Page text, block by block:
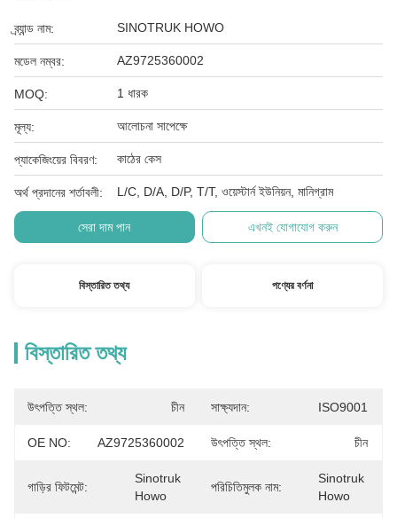
ব্র্যান্ড নাম: SINOTRUK HOWO
মডেল নম্বর: AZ9725360002
MOQ: 1 ধারক
মূল্য: আলোচনা সাপেক্ষে
প্যাকেজিংয়ের বিবরণ: কাঠের কেস
অর্থ প্রদানের শর্তাবলী: L/C, D/A, D/P, T/T, ওয়েস্টার্ন ইউনিয়ন, মানিগ্রাম
সেরা দাম পান এখনই যোগাযোগ করুন
বিস্তারিত তথ্য পণ্যের বর্ণনা
বিস্তারিত তথ্য
উৎপত্তি স্থল: চীন সাক্ষ্যদান: ISO9001
OE NO: AZ9725360002 উৎপত্তি স্থল: চীন
গাড়ির ফিটমেন্ট:
Sinotruk
Howo
পরিচিতিমুলক নাম:
Sinotruk
Howo